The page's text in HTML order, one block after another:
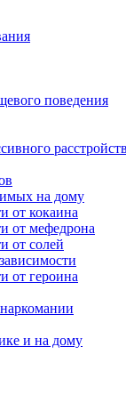
поведения
на дому
от кокаина
от мефедрона
от солей
от героина
и на дому